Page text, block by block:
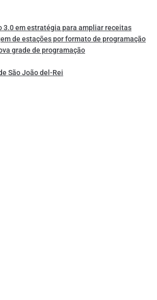
3.0 em estratégia para ampliar receitas
de estações por formato de programação
grade de programação
São João del-Rei